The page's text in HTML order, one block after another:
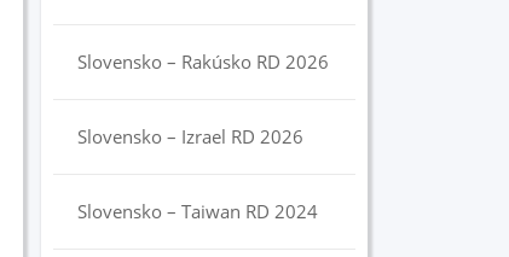
Slovensko – Rakúsko RD 2026
Slovensko – Izrael RD 2026
Slovensko – Taiwan RD 2024